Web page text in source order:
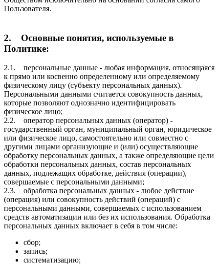
Пользователя.
2. Основные понятия, используемые в
Политике:
2.1. персональные данные - любая информация, относящаяся
к прямо или косвенно определенному или определяемому
физическому лицу (субъекту персональных данных).
Персональными данными считается совокупность данных,
которые позволяют однозначно идентифицировать
физическое лицо;
2.2. оператор персональных данных (оператор) -
государственный орган, муниципальный орган, юридическое
или физическое лицо, самостоятельно или совместно с
другими лицами организующие и (или) осуществляющие
обработку персональных данных, а также определяющие цели
обработки персональных данных, состав персональных
данных, подлежащих обработке, действия (операции),
совершаемые с персональными данными;
2.3. обработка персональных данных - любое действие
(операция) или совокупность действий (операций) с
персональными данными, совершаемых с использованием
средств автоматизации или без их использования. Обработка
персональных данных включает в себя в том числе:
сбор;
запись;
систематизацию;